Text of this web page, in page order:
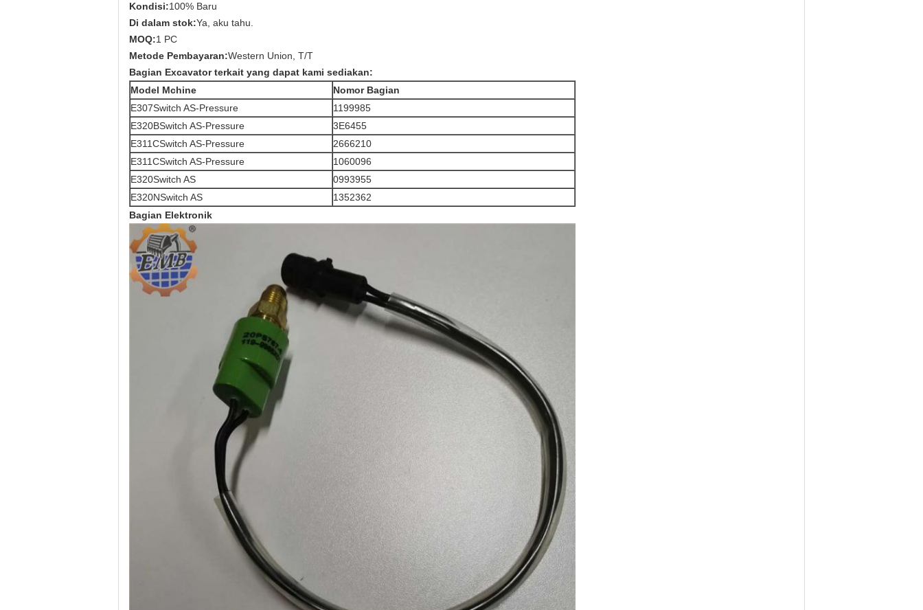
Kondisi:100% Baru
Di dalam stok:Ya, aku tahu.
MOQ:1 PC
Metode Pembayaran:Western Union, T/T
Bagian Excavator terkait yang dapat kami sediakan:
Model Mchine
Nomor Bagian
E307Switch AS-Pressure
1199985
E320BSwitch AS-Pressure
3E6455
E311CSwitch AS-Pressure
2666210
E311CSwitch AS-Pressure
1060096
E320Switch AS
0993955
E320NSwitch AS
1352362
Bagian Elektronik